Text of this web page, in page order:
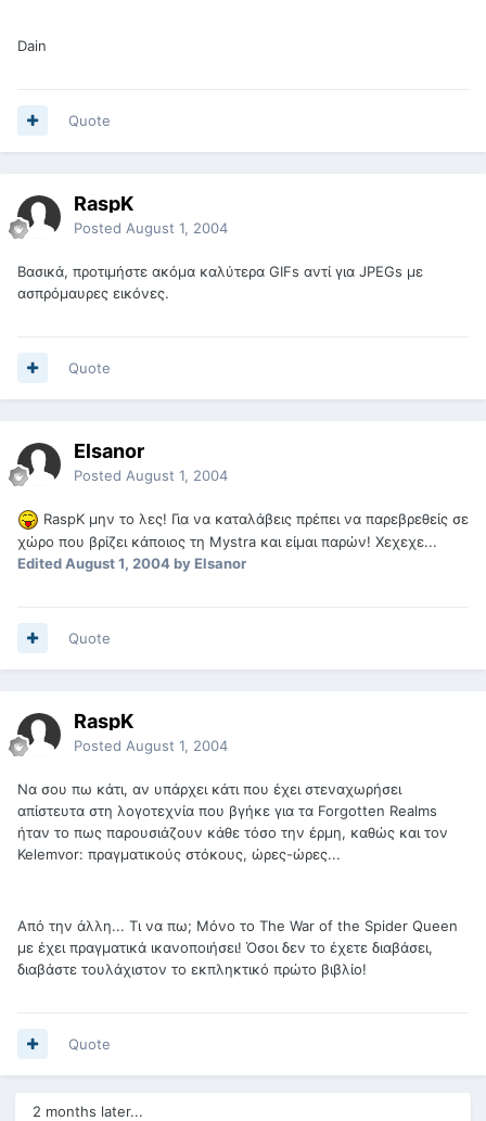
Dain
Quote
RaspK
Posted August 1, 2004
Βασικά, προτιμήστε ακόμα καλύτερα GIFs αντί για JPEGs με
ασπρόμαυρες εικόνες.
Quote
Elsanor
Posted August 1, 2004
RaspΚ μην το λες! Για να καταλάβεις πρέπει να παρεβρεθείς σε
χώρο που βρίζει κάποιος τη Mystra και είμαι παρών! Χεχεχε...
EditedAugust 1, 2004by Elsanor
Quote
RaspK
Posted August 1, 2004
Να σου πω κάτι, αν υπάρχει κάτι που έχει στεναχωρήσει
απίστευτα στη λογοτεχνία που βγήκε για τα Forgotten Realms
ήταν το πως παρουσιάζουν κάθε τόσο την έρμη, καθώς και τον
Kelemvor: πραγματικούς στόκους, ώρες-ώρες...
Από την άλλη... Τι να πω; Μόνο το The War of the Spider Queen
με έχει πραγματικά ικανοποιήσει! Όσοι δεν το έχετε διαβάσει,
διαβάστε τουλάχιστον το εκπληκτικό πρώτο βιβλίο!
Quote
2 months later...